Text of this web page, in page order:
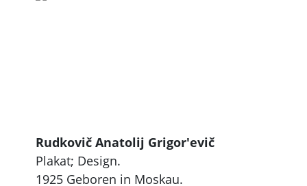
Rudkovič Anatolij Grigor'evič
Plakat; Design.
1925 Geboren in Moskau.